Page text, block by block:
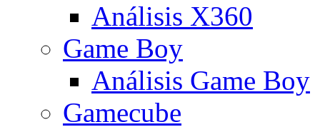
Análisis X360
Game Boy
Análisis Game Boy
Gamecube